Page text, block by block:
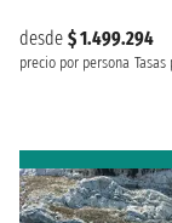
desde $ 1.499.294
precio por persona